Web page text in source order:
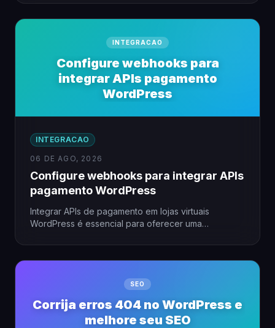
INTEGRACAO
Configure webhooks para
integrar APIs pagamento
WordPress
INTEGRACAO
06 DE AGO, 2026
Configure webhooks para integrar APIs
pagamento WordPress
Integrar APIs de pagamento em lojas virtuais
WordPress é essencial para oferecer uma
SEO
Corrija erros 404 no WordPress e
melhore seu SEO